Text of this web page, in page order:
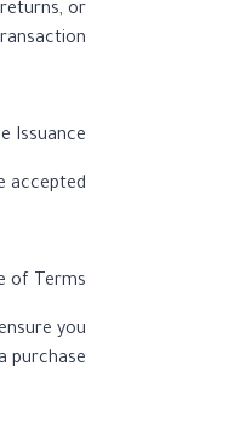
or
Issuance:
accepted.
of Terms:
you
purchase.